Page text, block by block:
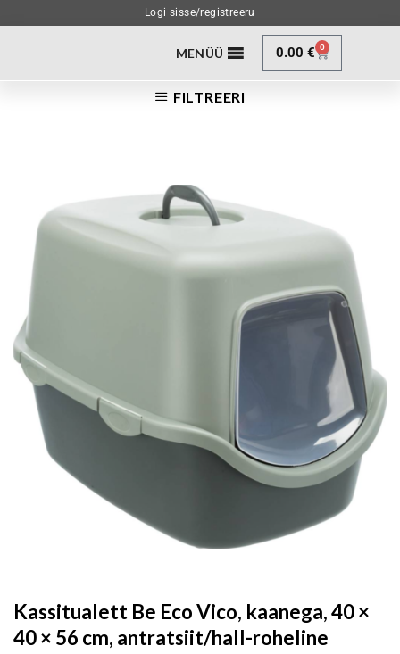
Logi sisse/registreeru
MENÜÜ 0.00€ 0
FILTREERI
Kassitualett Be Eco Vico, kaanega, 40 ×
40 × 56 cm, antratsiit/hall-roheline